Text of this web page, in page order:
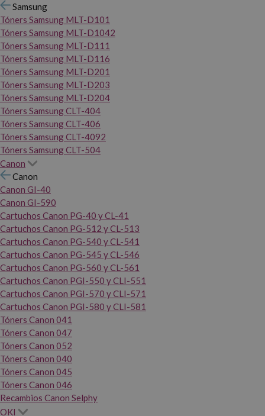
Samsung
Tóners Samsung MLT-D101
Tóners Samsung MLT-D1042
Tóners Samsung MLT-D111
Tóners Samsung MLT-D116
Tóners Samsung MLT-D201
Tóners Samsung MLT-D203
Tóners Samsung MLT-D204
Tóners Samsung CLT-404
Tóners Samsung CLT-406
Tóners Samsung CLT-4092
Tóners Samsung CLT-504
Canon
Canon
Canon GI-40
Canon GI-590
Cartuchos Canon PG-40 y CL-41
Cartuchos Canon PG-512 y CL-513
Cartuchos Canon PG-540 y CL-541
Cartuchos Canon PG-545 y CL-546
Cartuchos Canon PG-560 y CL-561
Cartuchos Canon PGI-550 y CLI-551
Cartuchos Canon PGI-570 y CLI-571
Cartuchos Canon PGI-580 y CLI-581
Tóners Canon 041
Tóners Canon 047
Tóners Canon 052
Tóners Canon 040
Tóners Canon 045
Tóners Canon 046
Recambios Canon Selphy
OKI